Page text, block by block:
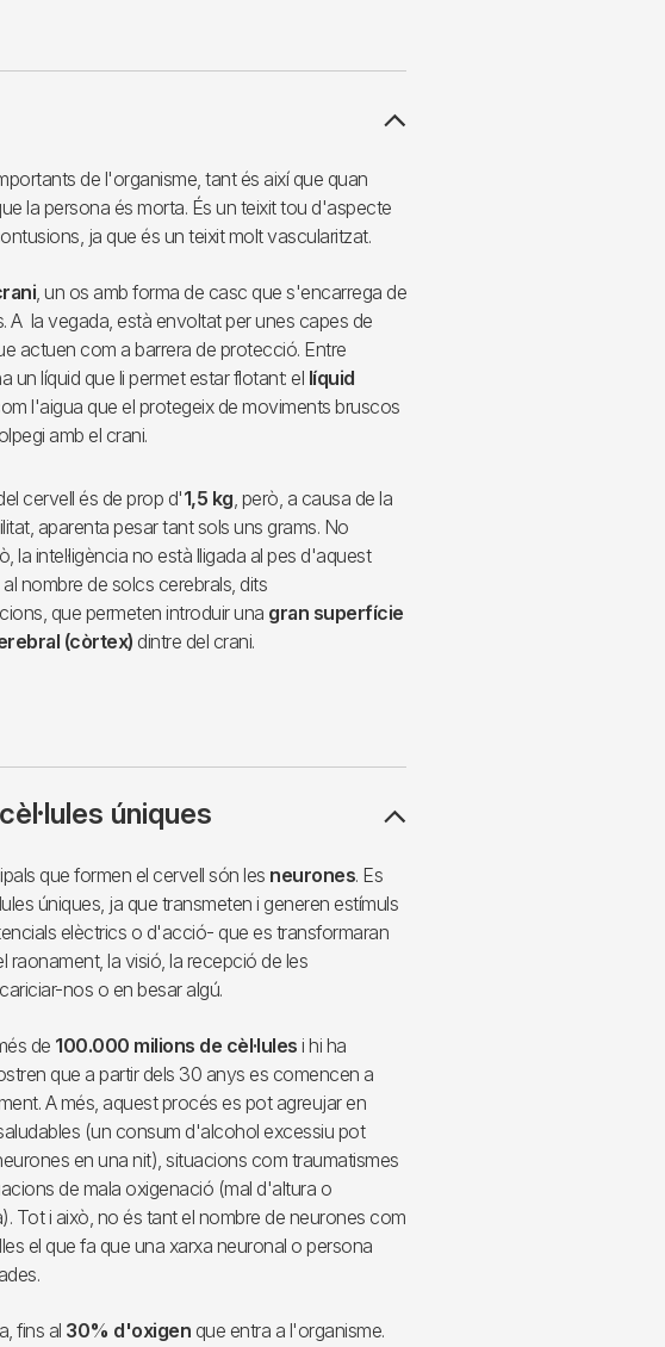
de l'organisme, tant és així que quan
la persona és morta. És un teixit tou d'aspecte
ja que és un teixit molt vascularitzat.
, un os amb forma de casc que s'encarrega de
A la vegada, està envoltat per unes capes de
actuen com a barrera de protecció. Entre
un líquid que li permet estar flotant: el líquid
l'aigua que el protegeix de moviments bruscos
amb el crani.
cervell és de prop d'1,5 kg, però, a causa de la
aparenta pesar tant sols uns grams. No
la intel·ligència no està lligada al pes d'aquest
nombre de solcs cerebrals, dits
que permeten introduir una gran superfície
(còrtex) dintre del crani.
úniques
que formen el cervell són les neurones. Es
úniques, ja que transmeten i generen estímuls
elèctrics o d'acció- que es transformaran
raonament, la visió, la recepció de les
nos o en besar algú.
de 100.000 milions de cèl·lules i hi ha
que a partir dels 30 anys es comencen a
A més, aquest procés es pot agreujar en
(un consum d'alcohol excessiu pot
en una nit), situacions com traumatismes
de mala oxigenació (mal d'altura o
Tot i això, no és tant el nombre de neurones com
el que fa que una xarxa neuronal o persona
fins al 30% d'oxigen que entra a l'organisme.